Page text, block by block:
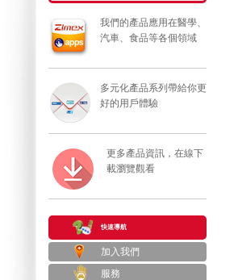
我們的產品應用在醫學、
汽車、食品等各個領域
多元化產品系列帶給你更
好的用戶體驗
更多產品資訊，在線下
載瀏覽觀看
快速導航
加入我們
服務